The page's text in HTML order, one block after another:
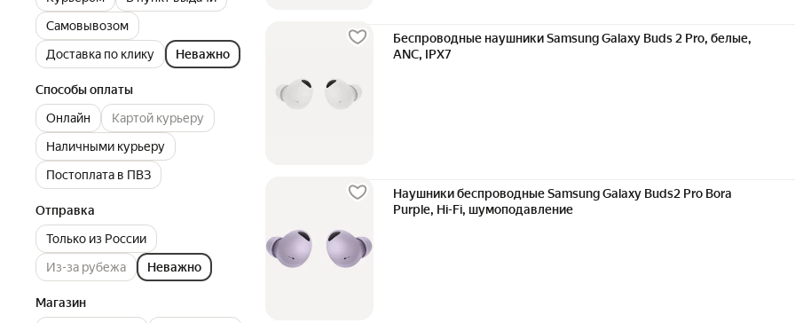
Самовывозом
Доставка по клику
Неважно
Способы оплаты
Онлайн
Картой курьеру
Наличными курьеру
Постоплата в ПВЗ
Отправка
Только из России
Из-за рубежа
Неважно
Магазин
Беспроводные наушники Samsung Galaxy Buds 2 Pro, белые,
ANC, IPX7
Наушники беспроводные Samsung Galaxy Buds2 Pro Bora
Purple, Hi-Fi, шумоподавление